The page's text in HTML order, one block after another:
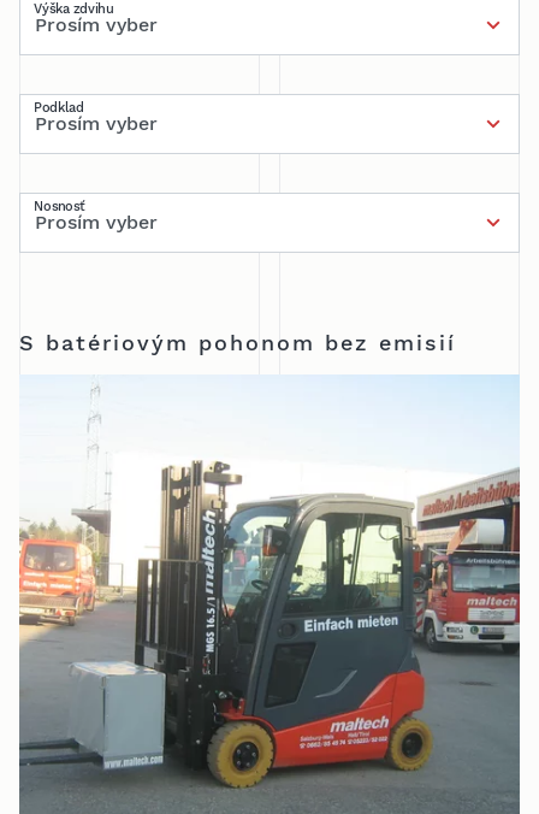
Výška zdvihu
Podklad
Nosnosť
S batériovým pohonom bez emisií